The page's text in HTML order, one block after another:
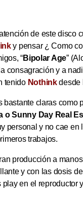
de este disco
y pensar ¿ Como
“Bipolar Age”
consagración y a
tenido Nothinkdesde
claras como
o Sunny Day Real
personal y no cae
trabajos.
producción a
y con las dosis
en el reproductor